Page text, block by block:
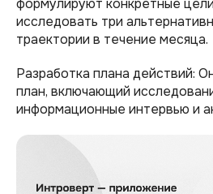
формулируют конкретные
исследовать три
траектории в течение месяца.
Разработка плана действий:
план, включающий
информационные интервью и